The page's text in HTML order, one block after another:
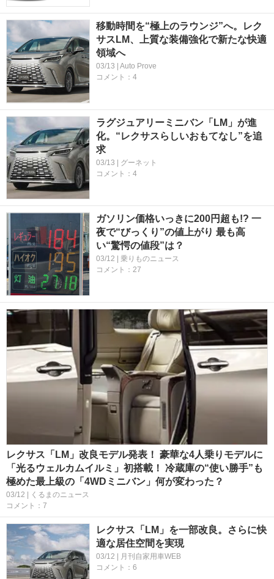
移動時間を“極上のラウンジ”へ。レク
サスLM、上質な装備強化で新たな快適
領域へ
03/13 | Auto Prove
コメント：4
ラグジュアリーミニバン「LM」が進
化。“レクサスらしいおもてなし”を追
求
03/13 | グーネット
コメント：4
ガソリン価格いっきに200円超も!? 一
夜で“びっくり”の値上がり 最も高
い“驚愕の値段”は？
03/12 | 乗りものニュース
コメント：27
レクサス「LM」改良モデル発表！ 豪華な4人乗りモデルに
「光るウェルカムイルミ」初搭載！ 冷蔵庫の“使い勝手”も
極めた最上級の「4WDミニバン」何が変わった？
03/12 | くるまのニュース
コメント：7
レクサス「LM」を一部改良。さらに快
適な居住空間を実現
03/12 | 月刊自家用車WEB
コメント：6